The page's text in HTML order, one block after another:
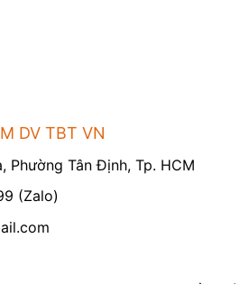
DV TBT VN
Phường Tân Định, Tp. HCM
(Zalo)